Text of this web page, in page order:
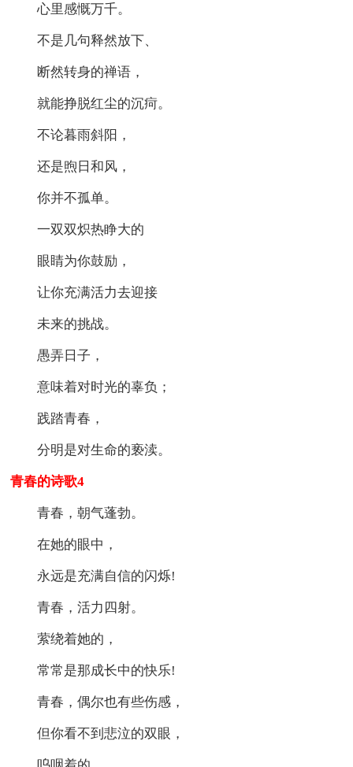
心里感慨万千。
不是几句释然放下、
断然转身的禅语，
就能挣脱红尘的沉疴。
不论暮雨斜阳，
还是煦日和风，
你并不孤单。
一双双炽热睁大的
眼睛为你鼓励，
让你充满活力去迎接
未来的挑战。
愚弄日子，
意味着对时光的辜负；
践踏青春，
分明是对生命的亵渎。
青春的诗歌4
青春，朝气蓬勃。
在她的眼中，
永远是充满自信的闪烁!
青春，活力四射。
萦绕着她的，
常常是那成长中的快乐!
青春，偶尔也有些伤感，
但你看不到悲泣的双眼，